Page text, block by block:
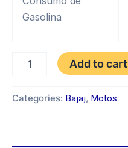
Gasolina
AÑO
Add to cart
Categories: Bajaj, Motos